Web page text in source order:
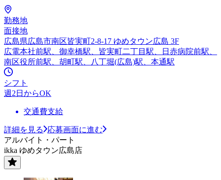
勤務地
面接地
広島県広島市南区皆実町2-8-17 ゆめタウン広島 3F
広電本社前駅、御幸橋駅、皆実町二丁目駅、日赤病院前駅、
南区役所前駅、胡町駅、八丁堀(広島)駅、本通駅
シフト
週2日からOK
交通費支給
詳細を見る
応募画面に進む
アルバイト・パート
ikka ゆめタウン広島店